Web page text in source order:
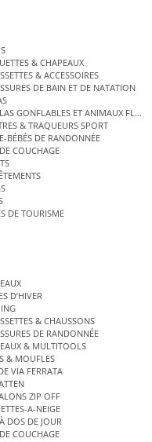
& CHAPEAUX
& ACCESSOIRES
DE BAIN ET DE NATATION
GONFLABLES ET ANIMAUX
& TRAQUEURS SPORT
BÉBÉS DE RANDONNÉE
COUCHAGE
DE TOURISME
D’HIVER
& CHAUSSONS
DE RANDONNÉE
& MULTITOOLS
& MOUFLES
VIA FERRATA
ZIP OFF
A-NEIGE
DOS DE JOUR
COUCHAGE